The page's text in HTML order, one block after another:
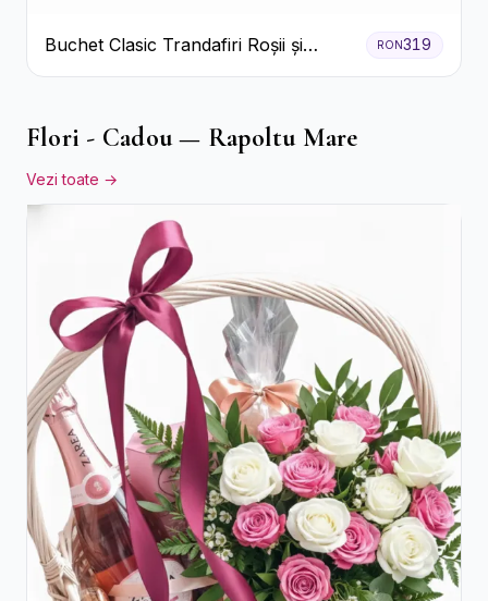
Buchet Clasic Trandafiri Roșii și
Eucalipt
RON319
Flori - Cadou — Rapoltu Mare
Vezi toate →